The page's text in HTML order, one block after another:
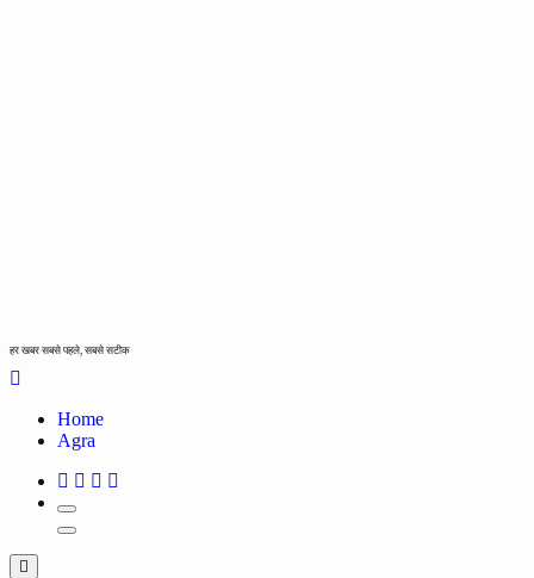
हर खबर सबसे पहले, सबसे सटीक
Home
Agra